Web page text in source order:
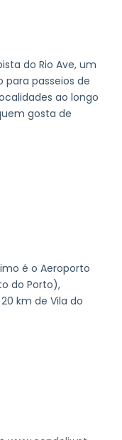
do Rio Ave, um
passeios de
ao longo
gosta de
é o Aeroporto
do Porto),
km de Vila do